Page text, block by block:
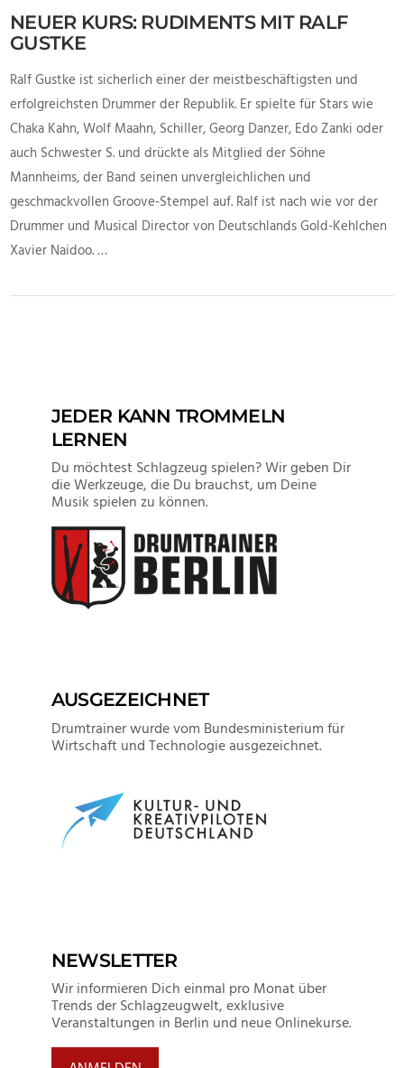
NEUER KURS: RUDIMENTS MIT RALF
GUSTKE
Ralf Gustke ist sicherlich einer der meistbeschäftigsten und
erfolgreichsten Drummer der Republik. Er spielte für Stars wie
Chaka Kahn, Wolf Maahn, Schiller, Georg Danzer, Edo Zanki oder
auch Schwester S. und drückte als Mitglied der Söhne
Mannheims, der Band seinen unvergleichlichen und
geschmackvollen Groove-Stempel auf. Ralf ist nach wie vor der
Drummer und Musical Director von Deutschlands Gold-Kehlchen
Xavier Naidoo. …
JEDER KANN TROMMELN
LERNEN
Du möchtest Schlagzeug spielen? Wir geben Dir
die Werkzeuge, die Du brauchst, um Deine
Musik spielen zu können.
AUSGEZEICHNET
Drumtrainer wurde vom Bundesministerium für
Wirtschaft und Technologie ausgezeichnet.
NEWSLETTER
Wir informieren Dich einmal pro Monat über
Trends der Schlagzeugwelt, exklusive
Veranstaltungen in Berlin und neue Onlinekurse.